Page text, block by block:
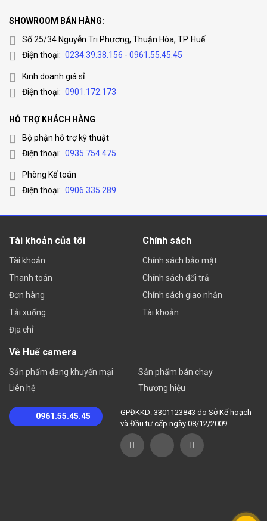
SHOWROOM BÁN HÀNG:
Số 25/34 Nguyễn Tri Phương, Thuận Hóa, TP. Huế
Điện thoại: 0234.39.38.156 - 0961.55.45.45
Kinh doanh giá sỉ
Điện thoại: 0901.172.173
HỖ TRỢ KHÁCH HÀNG
Bộ phận hỗ trợ kỹ thuật
Điện thoại: 0935.754.475
Phòng Kế toán
Điện thoại: 0906.335.289
Tài khoản của tôi
Tài khoản
Thanh toán
Đơn hàng
Tải xuống
Địa chỉ
Chính sách
Chính sách bảo mật
Chính sách đổi trả
Chính sách giao nhận
Tài khoản
Về Huế camera
Sản phẩm đang khuyến mại
Liên hệ
Sản phẩm bán chạy
Thương hiệu
0961.55.45.45
GPĐKKD: 3301123843 do Sở Kế hoạch
và Đầu tư cấp ngày 08/12/2009